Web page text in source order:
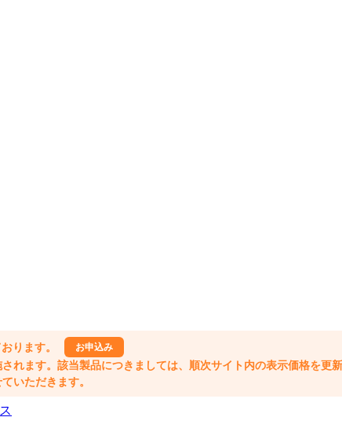
ります。 お申込み
ます。該当製品につきましては、順次サイト内の表示価格を更新
いただきます。